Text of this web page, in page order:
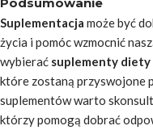
Suplementacja może być
życia i pomóc wzmocnić
wybierać suplementy diety
które zostaną przyswojone
suplementów warto
którzy pomogą dobrać